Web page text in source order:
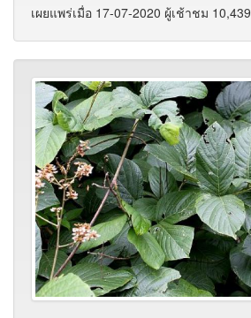
เผยแพร่เมื่อ 17-07-2020 ผู้เช้าชม 10,439